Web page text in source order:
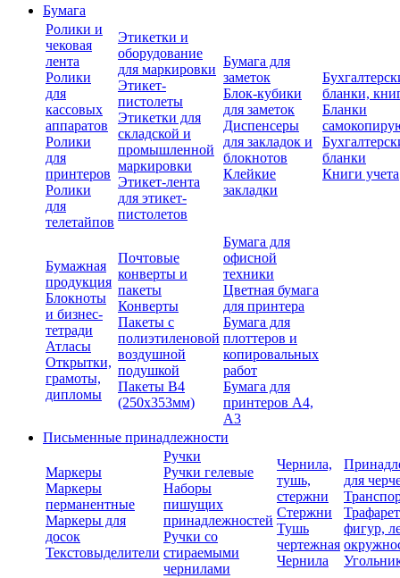
Бумага
Ролики и
чековая
лента
Ролики
для
кассовых
аппаратов
Ролики
для
принтеров
Ролики
для
телетайпов
Этикетки и
оборудование
для маркировки
Этикет-
пистолеты
Этикетки для
складской и
промышленной
маркировки
Этикет-лента
для этикет-
пистолетов
Бумага для
заметок
Блок-кубики
для заметок
Диспенсеры
для закладок и
блокнотов
Клейкие
закладки
бланки,
Бланки
бланки
Книги учета
Бумажная
продукция
Блокноты
и бизнес-
тетради
Атласы
Открытки,
грамоты,
дипломы
Почтовые
конверты и
пакеты
Конверты
Пакеты с
полиэтиленовой
воздушной
подушкой
Пакеты В4
(250х353мм)
Бумага для
офисной
техники
Цветная бумага
для принтера
Бумага для
плоттеров и
копировальных
работ
Бумага для
принтеров А4,
А3
Письменные принадлежности
Маркеры
Маркеры
перманентные
Маркеры для
досок
Текстовыделители
Ручки
Ручки гелевые
Наборы
пишущих
принадлежностей
Ручки со
стираемыми
чернилами
Чернила,
тушь,
стержни
Стержни
Тушь
чертежная
Чернила
для
фигур,